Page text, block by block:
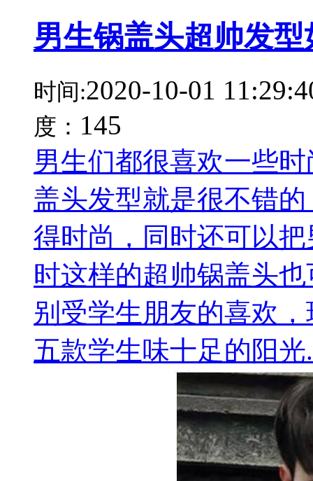
男生锅盖头超帅发型
时间:2020-10-01
度： 145
男生们都很喜欢一些
盖头发型就是很不错
得时尚，同时还可以
时这样的超帅锅盖头
别受学生朋友的喜欢
五款学生味十足的阳光